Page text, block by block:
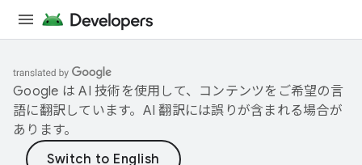
Google は AI 技術を使用して、コンテンツをご希望の言
語に翻訳しています。AI 翻訳には誤りが含まれる場合が
あります。